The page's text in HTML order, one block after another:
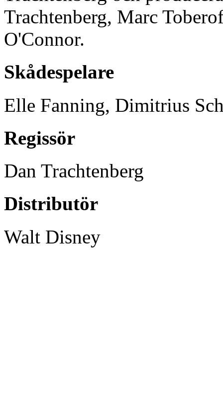
Trachtenberg, Marc
O'Connor.
Skådespelare
Elle Fanning, Dimitrius
Regissör
Dan Trachtenberg
Distributör
Walt Disney